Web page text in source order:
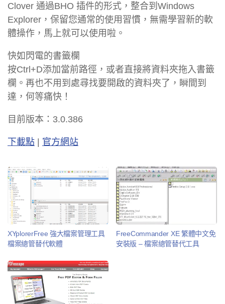
Clover 通過BHO 插件的形式，整合到Windows
Explorer，保留您通常的使用​​習慣，無需學習新的軟
體操作，馬上就可以使用啦。
快如閃電的書籤欄
按Ctrl+D添加當前路徑，或者直接將資料夾拖入書籤
欄。再也不用到處尋找要開啟的資料夾了，瞬間到
達，何等痛快！
目前版本：3.0.386
下載點 | 官方網站
XYplorerFree 強大檔案管理工具
檔案總管替代軟體
FreeCommander XE 繁體中文免
安裝版 – 檔案總管替代工具